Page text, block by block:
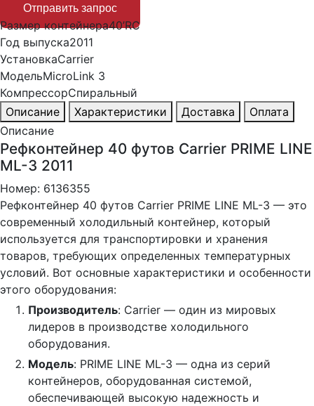
Отправить запрос
Размер контейнера40’RC
Год выпуска2011
УстановкаCarrier
МодельMicroLink 3
КомпрессорСпиральный
Описание
Характеристики Доставка
Оплата
Описание
Рефконтейнер 40 футов Carrier PRIME LINE
ML-3 2011
Номер: 6136355
Рефконтейнер 40 футов Carrier PRIME LINE ML-3 — это
современный холодильный контейнер, который
используется для транспортировки и хранения
товаров, требующих определенных температурных
условий. Вот основные характеристики и особенности
этого оборудования:
Производитель: Carrier — один из мировых
лидеров в производстве холодильного
оборудования.
Модель: PRIME LINE ML-3 — одна из серий
контейнеров, оборудованная системой,
обеспечивающей высокую надежность и